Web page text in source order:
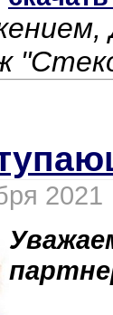
2021